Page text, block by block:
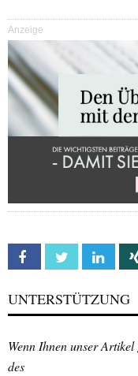
Anzeige
Facebook Twitter
UNTERSTÜTZUNG
Wenn Ihnen unser
des